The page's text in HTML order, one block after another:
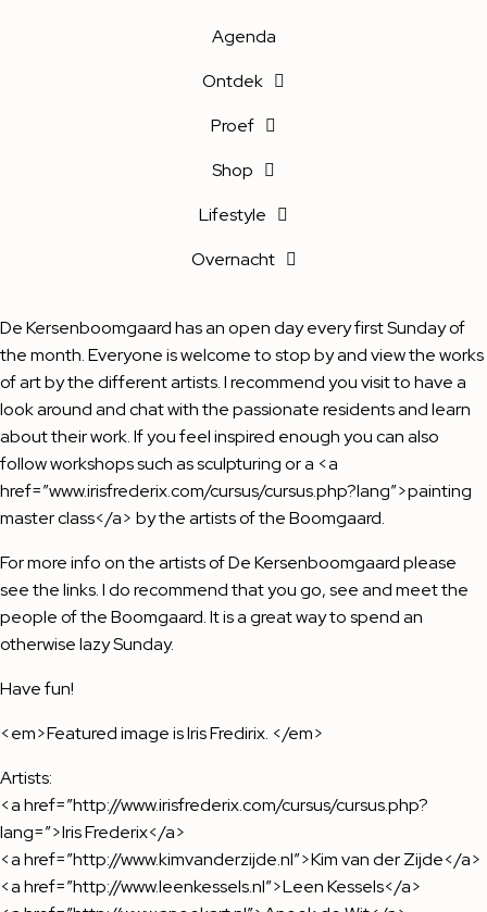
Agenda
Ontdek
Proef
Shop
Lifestyle
Overnacht
De Kersenboomgaard has an open day every first Sunday of
the month. Everyone is welcome to stop by and view the works
of art by the different artists. I recommend you visit to have a
look around and chat with the passionate residents and learn
about their work. If you feel inspired enough you can also
follow workshops such as sculpturing or a <a
href=”www.irisfrederix.com/cursus/cursus.php?lang”>painting
master class</a> by the artists of the Boomgaard.
For more info on the artists of De Kersenboomgaard please
see the links. I do recommend that you go, see and meet the
people of the Boomgaard. It is a great way to spend an
otherwise lazy Sunday.
Have fun!
<em>Featured image is Iris Fredirix. </em>
Artists:
<a href=”http://www.irisfrederix.com/cursus/cursus.php?
lang=”>Iris Frederix</a>
<a href=”http://www.kimvanderzijde.nl”>Kim van der Zijde</a>
<a href=”http://www.leenkessels.nl”>Leen Kessels</a>